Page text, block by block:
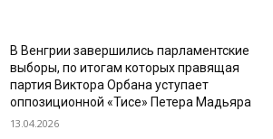
В Венгрии завершились парламентские
выборы, по итогам которых правящая
партия Виктора Орбана уступает
оппозиционной «Тисе» Петера Мадьяра
13.04.2026